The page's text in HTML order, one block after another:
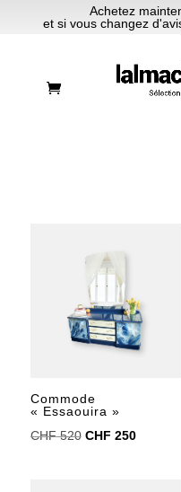
Achetez
et si vous changez
Commode
« Essaouira »
CHF520 Le
CHF 250Le